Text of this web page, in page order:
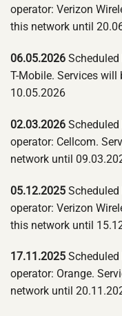
operator: Verizon
this network until
06.05.2026
T-Mobile. Services
10.05.2026
02.03.2026
operator: Cellcom.
network until
05.12.2025
operator: Verizon
this network until
17.11.2025
operator: Orange.
network until